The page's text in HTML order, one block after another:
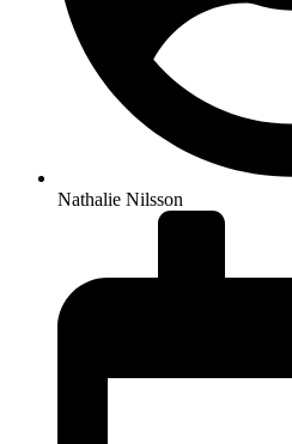
Nathalie Nilsson